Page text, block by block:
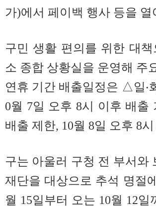
가)에서 페이백 행사 등을
구민 생활 편의를 위한 대
소 종합 상황실을 운영해 주
연휴 기간 배출일정은 △일‧
0월 7일 오후 8시 이후 배출
배출 제한, 10월 8일 오후 8
구는 아울러 구청 전 부서와
재단을 대상으로 추석 명절
월 15일부터 오는 10월 12